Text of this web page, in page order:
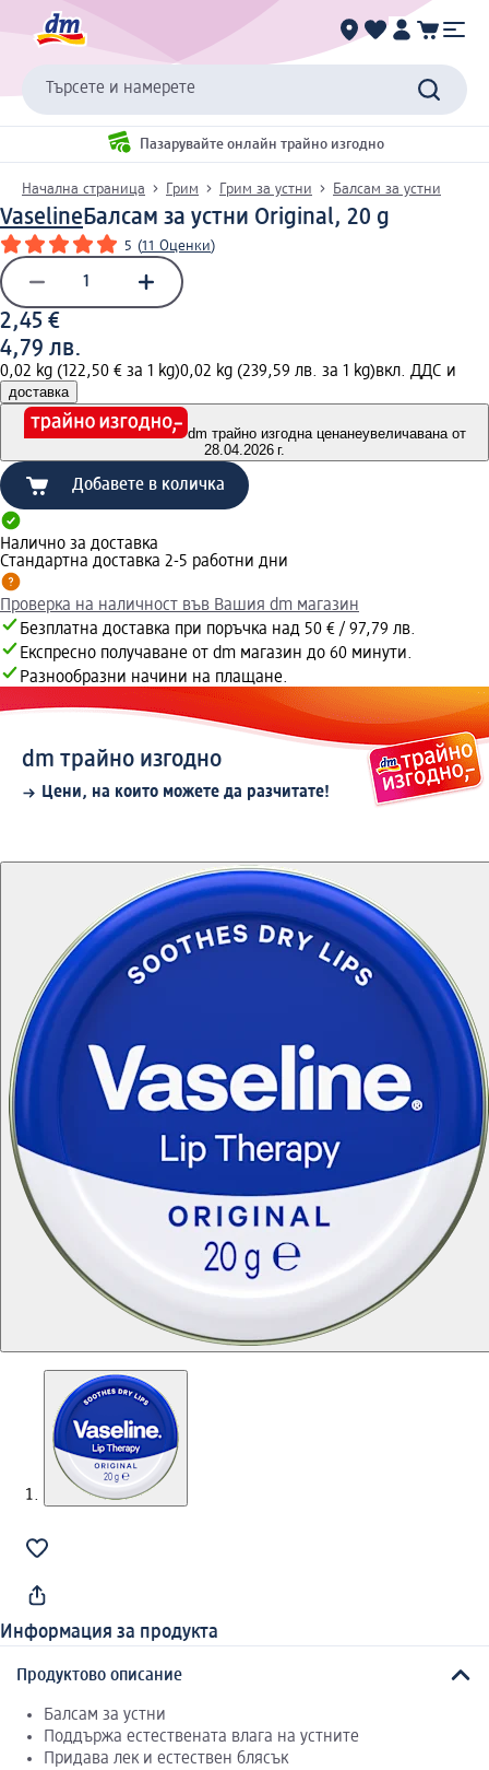
Търсете и намерете
Пазарувайте онлайн трайно изгодно
Начална страница Грим Грим за устни Балсам за устни
VaselineБалсам за устни Original, 20 g
5 (11 Оценки)
2,45 €
4,79 лв.
0,02 kg (122,50 € за 1 kg)0,02 kg (239,59 лв. за 1 kg)вкл. ДДС и
доставка
dm трайно изгодна ценанеувеличавана от
28.04.2026 г.
Добавете в количка
Налично за доставка
Стандартна доставка 2-5 работни дни
Проверка на наличност във Вашия dm магазин
Безплатна доставка при поръчка над 50 € / 97,79 лв.
Експресно получаване от dm магазин до 60 минути.
Разнообразни начини на плащане.
dm трайно изгодно
Цени, на които можете да разчитате!
Информация за продукта
Продуктово описание
Балсам за устни
Поддържа естествената влага на устните
Придава лек и естествен блясък